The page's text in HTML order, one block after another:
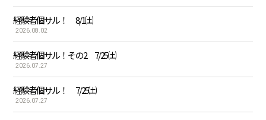
経験者個サル！ 8/1㈯
2026.08.02
経験者個サル！ その2 7/25 ㈯
2026.07.27
経験者個サル！ 7/25㈯
2026.07.27